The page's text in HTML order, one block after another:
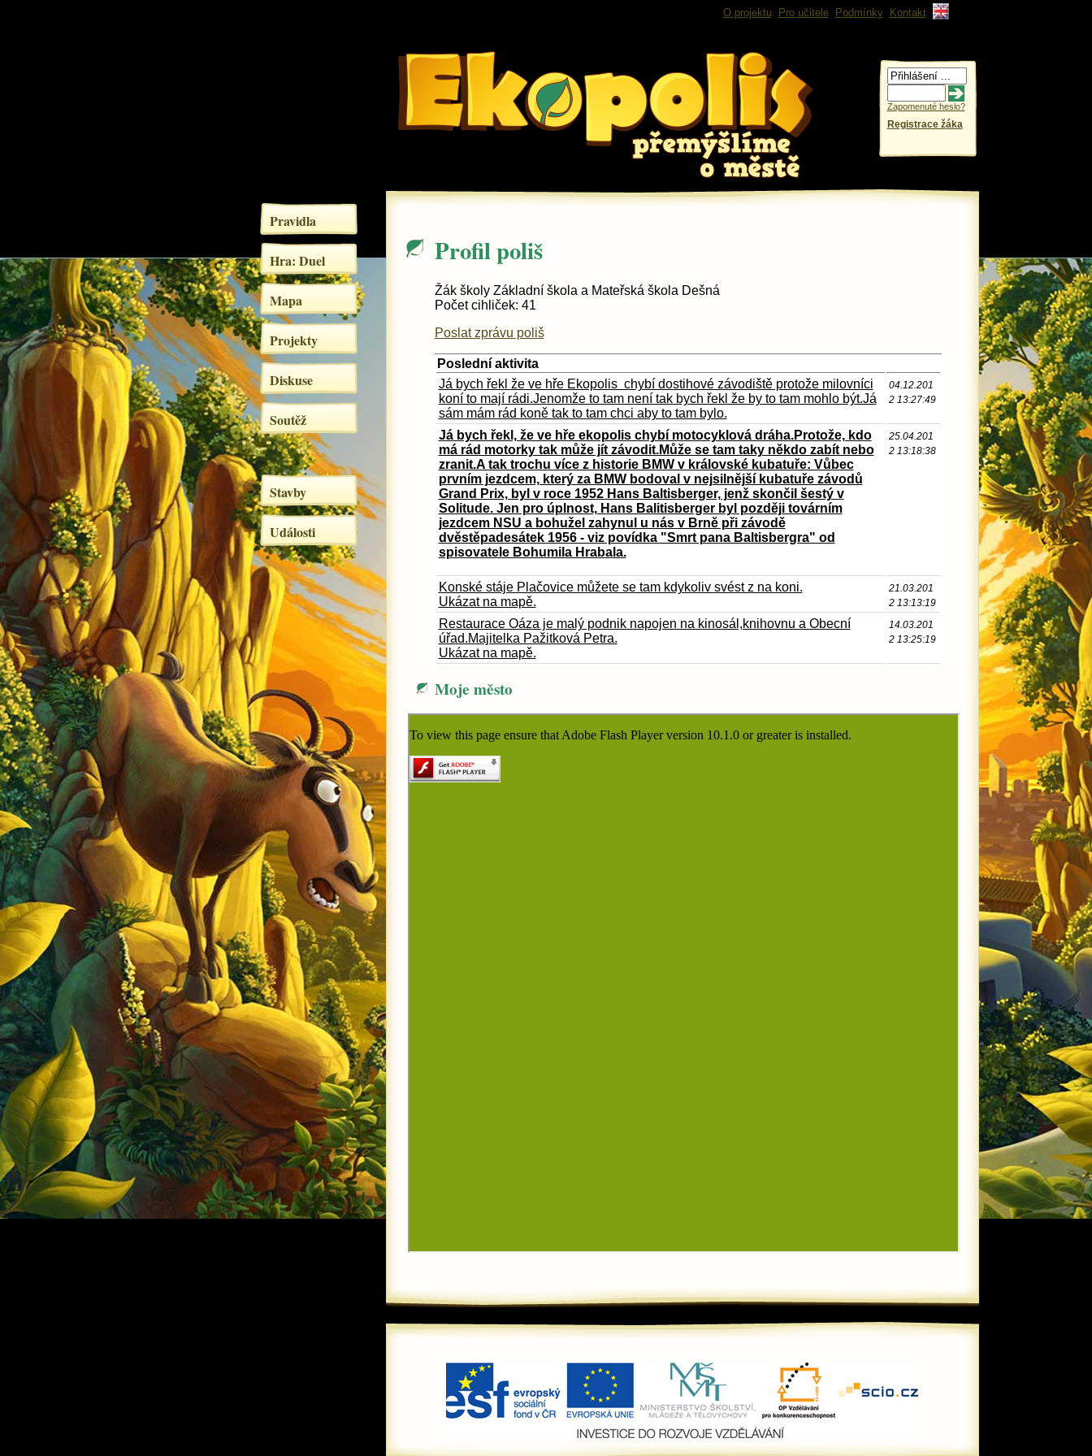
O projektu Pro učitele Podmínky Kontakt
Zapomenuté heslo?
Registrace žáka
Pravidla
Hra: Duel
Mapa
Projekty
Diskuse
Soutěž
Stavby
Události
Profil poliš
Žák školy Základní škola a Mateřská škola Dešná
Počet cihliček: 41
Poslat zprávu poliš
Poslední aktivita
Já bych řekl že ve hře Ekopolis chybí dostihové závodiště protože milovníci
koní to mají rádi.Jenomže to tam není tak bych řekl že by to tam mohlo být.Já
sám mám rád koně tak to tam chci aby to tam bylo.
04.12.201
2 13:27:49
Já bych řekl, že ve hře ekopolis chybí motocyklová dráha.Protože, kdo
má rád motorky tak může jít závodit.Může se tam taky někdo zabít nebo
zranit.A tak trochu více z historie BMW v královské kubatuře: Vůbec
prvním jezdcem, který za BMW bodoval v nejsilnější kubatuře závodů
Grand Prix, byl v roce 1952 Hans Baltisberger, jenž skončil šestý v
Solitude. Jen pro úplnost, Hans Balitisberger byl později továrním
jezdcem NSU a bohužel zahynul u nás v Brně při závodě
dvěstěpadesátek 1956 - viz povídka "Smrt pana Baltisbergra" od
spisovatele Bohumila Hrabala.
25.04.201
2 13:18:38
Konské stáje Plačovice můžete se tam kdykoliv svést z na koni.
Ukázat na mapě.
21.03.201
2 13:13:19
Restaurace Oáza je malý podnik napojen na kinosál,knihovnu a Obecní
úřad.Majitelka Pažitková Petra.
Ukázat na mapě.
14.03.201
2 13:25:19
Moje město